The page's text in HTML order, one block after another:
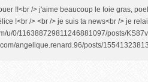
!!<br /> j'aime beaucoup le foie gras,
!<br /> <br /> je suis ta news<br /> je
u/0/116388729811246881097/posts/
angelique.renard.96/posts/